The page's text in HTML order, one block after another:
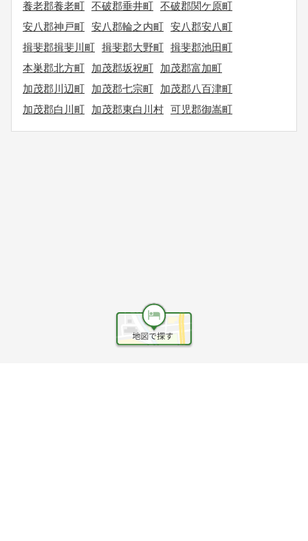
養老郡養老町 不破郡垂井町 不破郡関ケ原町
安八郡神戸町 安八郡輪之内町 安八郡安八町
揖斐郡揖斐川町 揖斐郡大野町 揖斐郡池田町
本巣郡北方町
加茂郡坂祝町
加茂郡富加町
加茂郡川辺町
加茂郡七宗町
加茂郡八百津町
加茂郡白川町
加茂郡東白川村 可児郡御嵩町